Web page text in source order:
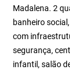
Madalena. 2
banheiro
com
segurança,
infantil, salão